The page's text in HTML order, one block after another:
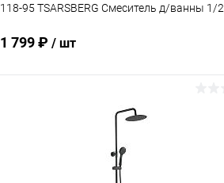
118-95 TSARSBERG Смеситель д/ванны 1/2
1 799 ₽ / шт
В корзину